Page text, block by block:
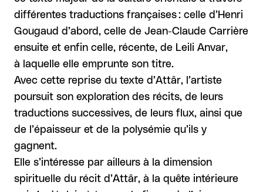
différentes traductions françaises : celle d’Henri
Gougaud d’abord, celle de Jean-Claude Carrière
ensuite et enfin celle, récente, de Leili Anvar,
à laquelle elle emprunte son titre.
Avec cette reprise du texte d’Attâr, l’artiste
poursuit son exploration des récits, de leurs
traductions successives, de leurs flux, ainsi que
de l’épaisseur et de la polysémie qu’ils y
gagnent.
Elle s’intéresse par ailleurs à la dimension
spirituelle du récit d’Attâr, à la quête intérieure